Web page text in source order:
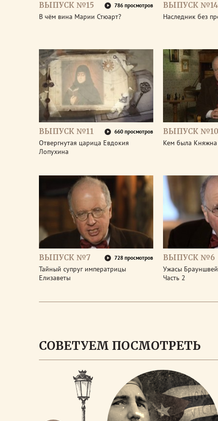
ВЫПУСК №15 786 просмотров
В чём вина Марии Стюарт?
ВЫПУСК №14
Наследник без
ВЫПУСК №11 660 просмотров
Отвергнутая царица Евдокия
Лопухина
ВЫПУСК №10
Кем была Княжна
ВЫПУСК №7 728 просмотров
Тайный супруг императрицы
Елизаветы
ВЫПУСК №6
Ужасы
Часть 2
СОВЕТУЕМ ПОСМОТРЕТЬ